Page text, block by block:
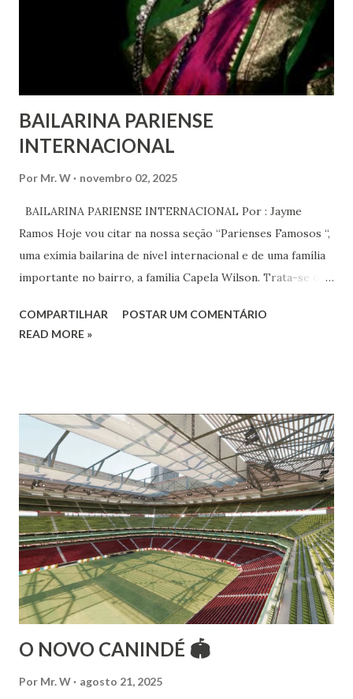
anos, em que milhões foram às ruas para exigir mudanças.
Em outras partes do mundo, os “99%” fizeram suas vozes
serem ouvidas através ...
BAILARINA PARIENSE
INTERNACIONAL
Por Mr. W novembro 02, 2025
BAILARINA PARIENSE INTERNACIONAL Por : Jayme
Ramos Hoje vou citar na nossa seção “Parienses Famosos “,
uma exímia bailarina de nível internacional e de uma família
importante no bairro, a família Capela Wilson. Trata-se da
Vamos às informações de seu site : Bailarina e professora
Esteve na Índia aprofundando seus estudos neste estilo
além de partir para pesquisa e vivência das danças
folclóricas do Rajastão (Kalbelia, Banjara, Ghoomar, Chair).
Bailarina profissional e professora de dança. Dedica-se há
15 anos ao estudo e pesquisa de danças étnicas, em especial
às danças ciganas, árabes e indianas. Iniciou seus estudos de
dança aos 4 anos de idade (em 1982) no balé clássico,
passando por diversas atividades co...
COMPARTILHAR
POSTAR UM COMENTÁRIO
READ MORE »
O NOVO CANINDÉ 🏟
Por Mr. W agosto 21, 2025